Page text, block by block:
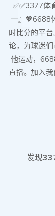
✅✅3377体
一』💖6688
时比分的平
论，为球迷
他运动，
直播。加入
发现